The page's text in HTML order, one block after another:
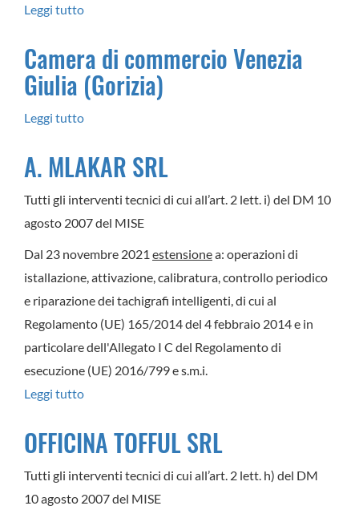
Leggi tutto
ADRIA
SRL
Camera di commercio Venezia
Giulia (Gorizia)
Leggi tutto
di
(Gorizia)
A. MLAKAR SRL
Tutti gli interventi tecnici di cui all’art. 2 lett. i) del DM 10
agosto 2007 del MISE
Dal 23 novembre 2021 estensionea: operazioni di
istallazione, attivazione, calibratura, controllo periodico
e riparazione dei tachigrafi intelligenti, di cui al
Regolamento (UE) 165/2014 del 4 febbraio 2014 e in
particolare dell'Allegato I C del Regolamento di
esecuzione (UE) 2016/799 e s.m.i.
Leggi tutto
MLAKAR
OFFICINA TOFFUL SRL
Tutti gli interventi tecnici di cui all’art. 2 lett. h) del DM
10 agosto 2007 del MISE